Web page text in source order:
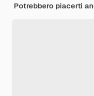
Potrebbero piacerti